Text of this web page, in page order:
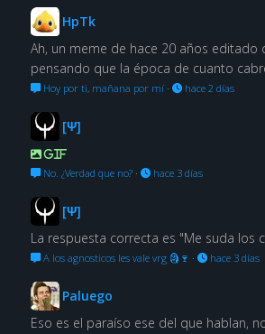
HpTk
Ah, un meme de hace 20 años editado
pensando que la época de cuanto
Hoy por ti, mañana por mí· hace 2 días
[Ψ]
GIF
No. ¿Verdad que no?· hace 3 días
[Ψ]
La respuesta correcta es "Me suda los
A los agnosticos les vale vrg 🗿🍷 · hace 3 días
Paluego
Eso es el paraíso ese del que hablan,